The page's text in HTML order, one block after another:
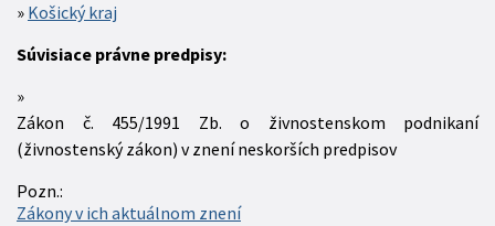
Košický kraj
Súvisiace právne predpisy:
Zákon č. 455/1991 Zb. o živnostenskom podnikaní
(živnostenský zákon) v znení neskorších predpisov
Pozn.:
Zákony v ich aktuálnom znení